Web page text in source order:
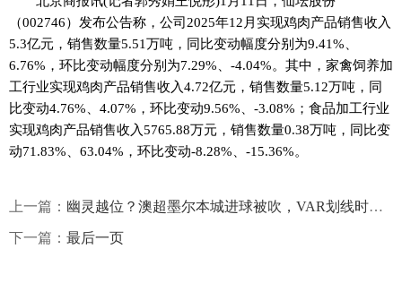
（002746）发布公告称，公司2025年12月实现鸡肉产品销售收入
5.3亿元，销售数量5.51万吨，同比变动幅度分别为9.41%、
6.76%，环比变动幅度分别为7.29%、-4.04%。其中，家禽饲养加
工行业实现鸡肉产品销售收入4.72亿元，销售数量5.12万吨，同
比变动4.76%、4.07%，环比变动9.56%、-3.08%；食品加工行业
实现鸡肉产品销售收入5765.88万元，销售数量0.38万吨，同比变
动71.83%、63.04%，环比变动-8.28%、-15.36%。
上一篇： 幽灵越位？澳超墨尔本城进球被吹，VAR划线时对方球员成为残影
下一篇： 最后一页